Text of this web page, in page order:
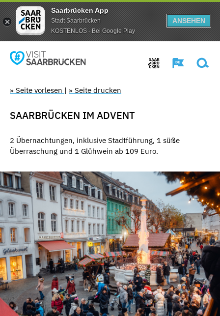
Saarbrücken App
Stadt Saarbrücken
KOSTENLOS - Bei Google Play
ANSEHEN
» Seite vorlesen | » Seite drucken
SAARBRÜCKEN IM ADVENT
2 Übernachtungen, inklusive Stadtführung, 1 süße
Überraschung und 1 Glühwein ab 109 Euro.